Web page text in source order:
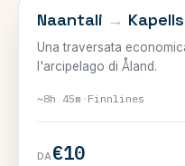
SVEZIA–FINLANDIA
Naantali →
Una traversata
l'arcipelago di Åland.
~8h 45m · Finnlines
DA€10